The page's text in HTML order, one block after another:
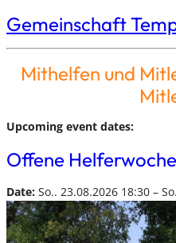
Gemeinschaft
Mithelfen und
Upcoming event dates:
Offene
Date: So.. 23.08.2026 18:30 –